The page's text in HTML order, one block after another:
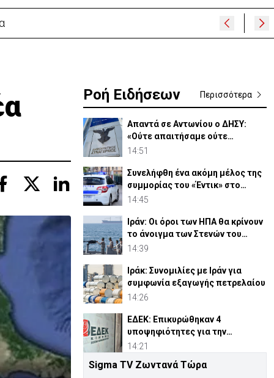
Ροή Ειδήσεων Περισσότερα
Απαντά σε Αντωνίου ο ΔΗΣΥ:
«Ούτε απαιτήσαμε ούτε
διεκδικήσαμε διορισμούς»
14:51
Συνελήφθη ένα ακόμη μέλος της
συμμορίας του «Έντικ» στο
Παλαιό Φάληρο
14:45
Ιράν: Οι όροι των ΗΠΑ θα κρίνουν
το άνοιγμα των Στενών του
Ορμούζ
14:39
Ιράκ: Συνομιλίες με Ιράν για
συμφωνία εξαγωγής πετρελαίου
14:26
ΕΔΕΚ: Επικυρώθηκαν 4
υποψηφιότητες για την
Προεδρία- 5 Σεπτεμβρίου οι
14:21
Υψηλές οι θερμοκρασίες με
Sigma TV Ζωντανά Τώρα